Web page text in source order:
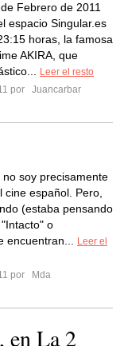
Febrero de 2011
espacio Singular.es
horas, la famosa
AKIRA, que
Leer el resto
por
Juancarbar
soy precisamente
cine español. Pero,
(estaba pensando
o
encuentran...
Leer el
por
Mda
en La 2